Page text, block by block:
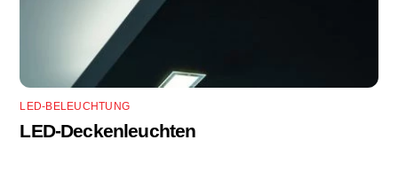
LED-BELEUCHTUNG
LED-Deckenleuchten